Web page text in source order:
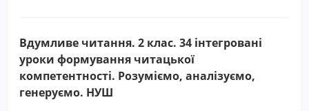
Вдумливе читання. 2 клас. 34 інтегровані
уроки формування читацької
компетентності. Розуміємо, аналізуємо,
генеруємо. НУШ